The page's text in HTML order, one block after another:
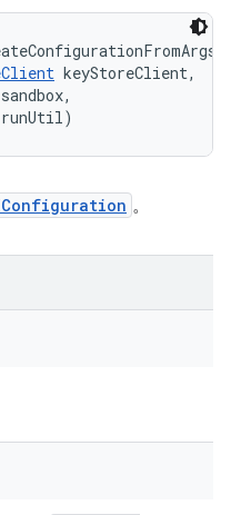
keyStoreClient,
sandbox,
runUtil)
。